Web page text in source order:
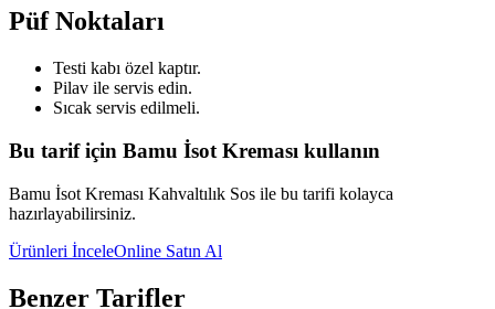
Püf Noktaları
Testi kabı özel kaptır.
Pilav ile servis edin.
Sıcak servis edilmeli.
Bu tarif için Bamu İsot Kreması kullanın
Bamu İsot Kreması Kahvaltılık Sos ile bu tarifi kolayca
hazırlayabilirsiniz.
Ürünleri İnceleOnline Satın Al
Benzer Tarifler